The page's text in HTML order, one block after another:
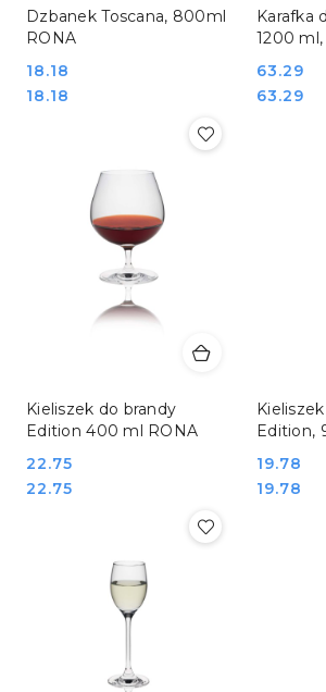
Dzbanek Toscana, 800ml
RONA
Cena:
18.18
Cena:
18.18
Karafka
1200
Cena:
63.29
Cena:
63.29
Kieliszek do brandy
Edition 400 ml RONA
Cena:
22.75
Cena:
22.75
Edition,
Cena:
19.78
Cena:
19.78